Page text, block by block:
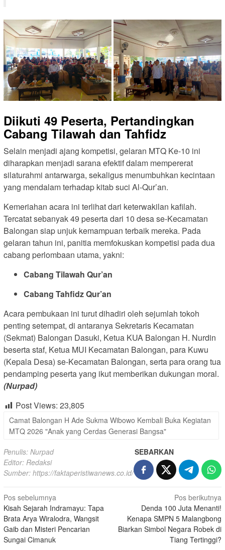
Diikuti 49 Peserta, Pertandingkan
Cabang Tilawah dan Tahfidz
Selain menjadi ajang kompetisi, gelaran MTQ Ke-10 ini
diharapkan menjadi sarana efektif dalam mempererat
silaturahmi antarwarga, sekaligus menumbuhkan kecintaan
yang mendalam terhadap kitab suci Al-Qur’an.
Kemeriahan acara ini terlihat dari keterwakilan kafilah.
Tercatat sebanyak 49 peserta dari 10 desa se-Kecamatan
Balongan siap unjuk kemampuan terbaik mereka. Pada
gelaran tahun ini, panitia memfokuskan kompetisi pada dua
cabang perlombaan utama, yakni:
Cabang Tilawah Qur’an
Cabang Tahfidz Qur’an
Acara pembukaan ini turut dihadiri oleh sejumlah tokoh
penting setempat, di antaranya Sekretaris Kecamatan
(Sekmat) Balongan Dasuki, Ketua KUA Balongan H. Nurdin
beserta staf, Ketua MUI Kecamatan Balongan, para Kuwu
(Kepala Desa) se-Kecamatan Balongan, serta para orang tua
pendamping peserta yang ikut memberikan dukungan moral.
(Nurpad)
Post Views: 23,805
Camat Balongan H Ade Sukma Wibowo Kembali Buka Kegiatan
MTQ 2026 "Anak yang Cerdas Generasi Bangsa"
Penulis: Nurpad
Editor: Redaksi
Sumber: https://faktaperistiwanews.co.id/
SEBARKAN
Navigasi
pos
Pos sebelumnya
Kisah Sejarah Indramayu: Tapa
Brata Arya Wiralodra, Wangsit
Gaib dan Misteri Pencarian
Sungai Cimanuk
Pos berikutnya
Denda 100 Juta Menanti!
Kenapa SMPN 5 Malangbong
Biarkan Simbol Negara Robek di
Tiang Tertinggi?